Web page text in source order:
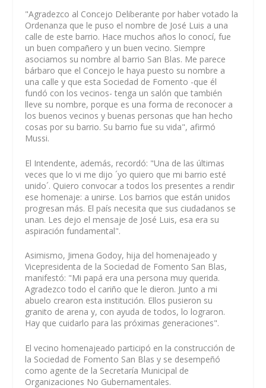
"Agradezco al Concejo Deliberante por haber votado la
Ordenanza que le puso el nombre de José Luis a una
calle de este barrio. Hace muchos años lo conocí, fue
un buen compañero y un buen vecino. Siempre
asociamos su nombre al barrio San Blas. Me parece
bárbaro que el Concejo le haya puesto su nombre a
una calle y que esta Sociedad de Fomento -que él
fundó con los vecinos- tenga un salón que también
lleve su nombre, porque es una forma de reconocer a
los buenos vecinos y buenas personas que han hecho
cosas por su barrio. Su barrio fue su vida", afirmó
Mussi.
El Intendente, además, recordó: "Una de las últimas
veces que lo vi me dijo ´yo quiero que mi barrio esté
unido´. Quiero convocar a todos los presentes a rendir
ese homenaje: a unirse. Los barrios que están unidos
progresan más. El país necesita que sus ciudadanos se
unan. Les dejo el mensaje de José Luis, esa era su
aspiración fundamental".
Asimismo, Jimena Godoy, hija del homenajeado y
Vicepresidenta de la Sociedad de Fomento San Blas,
manifestó: "Mi papá era una persona muy querida.
Agradezco todo el cariño que le dieron. Junto a mi
abuelo crearon esta institución. Ellos pusieron su
granito de arena y, con ayuda de todos, lo lograron.
Hay que cuidarlo para las próximas generaciones".
El vecino homenajeado participó en la construcción de
la Sociedad de Fomento San Blas y se desempeñó
como agente de la Secretaría Municipal de
Organizaciones No Gubernamentales.